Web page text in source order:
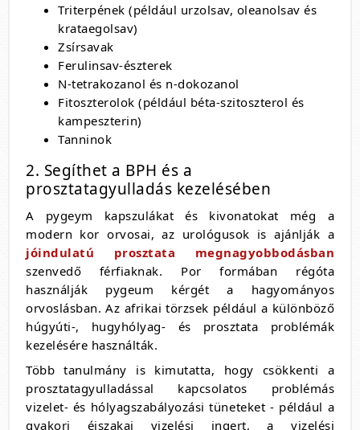
Triterpének (például urzolsav, oleanolsav és
krataegolsav)
Zsírsavak
Ferulinsav-észterek
N-tetrakozanol és n-dokozanol
Fitoszterolok (például béta-szitoszterol és
kampeszterin)
Tanninok
2. Segíthet a BPH és a
prosztatagyulladás kezelésében
A pygeym kapszulákat és kivonatokat még a
modern kor orvosai, az urológusok is ajánlják a
jóindulatú prosztata megnagyobbodásban
szenvedő férfiaknak. Por formában régóta
használják pygeum kérgét a hagyományos
orvoslásban. Az afrikai törzsek például a különböző
húgyúti-, hugyhólyag- és prosztata problémák
kezelésére használták.
Több tanulmány is kimutatta, hogy csökkenti a
prosztatagyulladással kapcsolatos problémás
vizelet- és hólyagszabályozási tüneteket - például a
gyakori éjszakai vizelési ingert, a vizelési